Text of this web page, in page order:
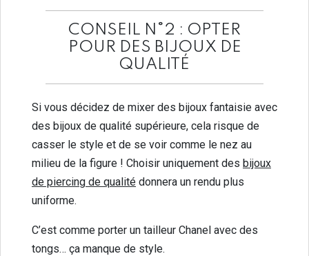
CONSEIL N°2 : OPTER
POUR DES BIJOUX DE
QUALITÉ
Si vous décidez de mixer des bijoux fantaisie avec
des bijoux de qualité supérieure, cela risque de
casser le style et de se voir comme le nez au
milieu de la figure ! Choisir uniquement des bijoux
de piercing de qualité donnera un rendu plus
uniforme.
C’est comme porter un tailleur Chanel avec des
tongs… ça manque de style.